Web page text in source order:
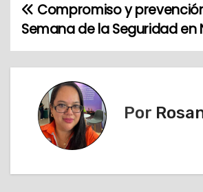
N
a
v
Compromiso y
Semana de la Seguridad en
Por